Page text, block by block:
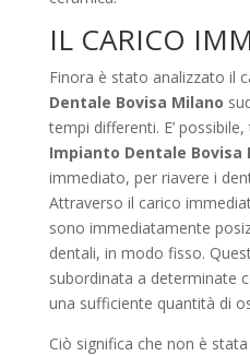
IL CARICO
Finora è stato analizzato il
Dentale Bovisa Milano
tempi differenti. E’
Impianto Dentale Bovisa
immediato, per riavere i
Attraverso il carico
sono immediatamente
dentali, in modo fisso.
subordinata a determinate
una sufficiente quantità di
Ciò significa che non è